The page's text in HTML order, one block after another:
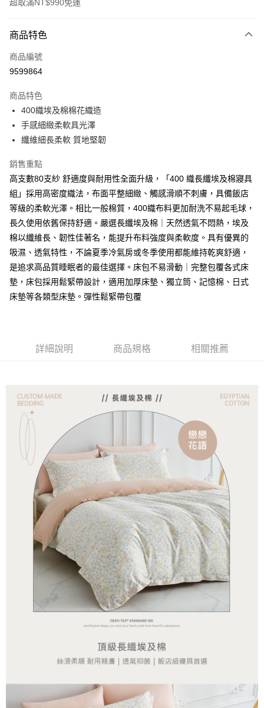
超取滿NT$990免運
信用卡一次付款
信用卡分期付款
合作金庫商業銀行
華南商業銀行
上海商業儲蓄銀行
國泰世華商業銀行
匯豐（台灣）商業銀行
聯邦商業銀行
遠東國際商業銀行
元大商業銀行
永豐商業銀行
台新國際商業銀行
中國信託商業銀行
台灣樂天信用卡公司
超商取貨付款
LINE Pay
街口支付
悠遊付
Google Pay
全盈+PAY
大哥付你分期
相關說明
【大哥付你分期使用說明】
1.本服務由台灣大哥大提供，台灣大哥大用戶可立即使用無須另外申請。
4.訂單成立30分鐘內，如未前往確認交易或遇審核未通過，訂單將自動取
醒簡訊。
2.透過簡訊連結打開帳單後，可選擇「超商條碼／台灣大直營門市／銀行轉
帳／街口支付／iPASS MONEY」等通路繳費。
【注意事項】
1.本服務係由「台灣大哥大股份有限公司」（以下簡稱本公司）所提供，讓
用戶於交易時，得透過本服務購買商品或服務，並由商店將買賣／分期付款
買賣價金債權讓與本公司後，依約使用本公司帳單繳交帳款。
2.基於同意付款使用「大哥付你分期」之契約關係目的，商店將以您的個人
資料（包含姓名、電話或地址）提供予台灣大哥大進項蒐集、處理及利用，
由本公司與您本人進行分期帳單所需資料之確認、核對及更正。
3.完整用戶服務條款，請詳閱以下連結：https://oppay.tw/userRule
AFTEE先享後付
便利好安心！
１．簡單：不需註冊會員、不需綁卡、不需儲值。
【「AFTEE先享後付」結帳流程】
１．於結帳方式選擇「AFTEE先享後付」後，將跳轉至「AFTEE先享後付」
結帳頁面，進行簡訊認證並確認金額後，即可完成結帳。
２．訂單成立數日內，您將收到繳費通知簡訊。
３．收到繳費通知簡訊後14天內，點擊此簡訊中的連結，可透過四大超商／
ATM／網路銀行／等多元方式進行付款，方視為交易完成。
※ 請注意：結帳手續完成當下不需立刻繳費，但若您需要取消訂單，請聯絡
購買商品的店家。未經商家同意取消之訂單仍視為有效，需透過AFTEE先享
後付繳納相關費用。
※ 交易是否成功請以「AFTEE先享後付 」之結帳頁面顯示為準，若有關於
是否繳費成功／繳費後需取消欲退款等相關疑問，請聯繫「AFTEE先享後付
客戶支援中心」https://netprotections.freshdesk.com/support/home
【注意事項】
１．透過由恩沛科技股份有限公司提供之「AFTEE先享後付」服務完成之交
易，需依本服務之必要範圍內提供個人資料，並將交易相關給付款項請求債
權轉讓予恩沛科技股份有限公司。
２．關於個人資料處理事宜，請瀏覽以下網址：
https://aftee.tw/terms/#terms3
３．未成年的使用者請事先徵得法定代理人或監護人之同意方可使用
「AFTEE先享後付」，若未經同意申辦者引起之損失，本公司不負相關責
４．使用「AFTEE先享後付」時，將依據個別帳號之用戶狀況，依本公司即
時審查核予不同之上限額度；若仍有額度不足之情形，本公司將視審查結果
５．嚴禁一人註冊多個帳號或使用他人資訊註冊。若發現惡意使用之情形，
每筆NT$65，滿NT$990(含以上)免運費
付款後全家取貨
每筆NT$65，滿NT$990(含以上)免運費
萊爾富取貨付款
每筆NT$60，滿NT$990(含以上)免運費
付款後萊爾富取貨
每筆NT$60，滿NT$990(含以上)免運費
7-11取貨付款
每筆NT$65，滿NT$990(含以上)免運費
付款後7-11取貨
每筆NT$65，滿NT$990(含以上)免運費
大型超重物流運送
每筆NT$150，滿NT$990(含以上)免運費
商品特色
商品編號
9599864
商品特色
400織埃及棉棉花織造
手感細緻柔軟具光澤
纖維細長柔軟 質地堅韌
銷售重點
高支數80支紗 舒適度與耐用性全面升級，「400 織長纖埃及棉寢具
組」採用高密度織法，布面平整細緻、觸感滑順不刺膚，具備飯店
等級的柔軟光澤。相比一般棉質，400織布料更加耐洗不易起毛球，
長久使用依舊保持舒適。嚴選長纖埃及棉｜天然透氣不悶熱，埃及
棉以纖維長、韌性佳著名，能提升布料強度與柔軟度。具有優異的
吸濕、透氣特性，不論夏季冷氣房或冬季使用都能維持乾爽舒適，
是追求高品質睡眠者的最佳選擇。床包不易滑動｜完整包覆各式床
墊，床包採用鬆緊帶設計，適用加厚床墊、獨立筒、記憶棉、日式
床墊等各類型床墊。彈性鬆緊帶包覆
詳細說明 商品規格 相關推薦